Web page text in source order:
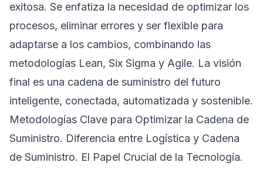
exitosa. Se enfatiza la necesidad de optimizar los
procesos, eliminar errores y ser flexible para
adaptarse a los cambios, combinando las
metodologías Lean, Six Sigma y Agile. La visión
final es una cadena de suministro del futuro
inteligente, conectada, automatizada y sostenible.
Metodologías Clave para Optimizar la Cadena de
Suministro. Diferencia entre Logística y Cadena
de Suministro. El Papel Crucial de la Tecnología.